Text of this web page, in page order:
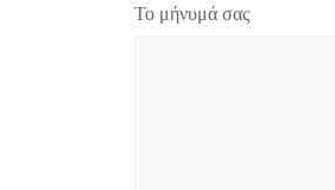
Το μήνυμά σας